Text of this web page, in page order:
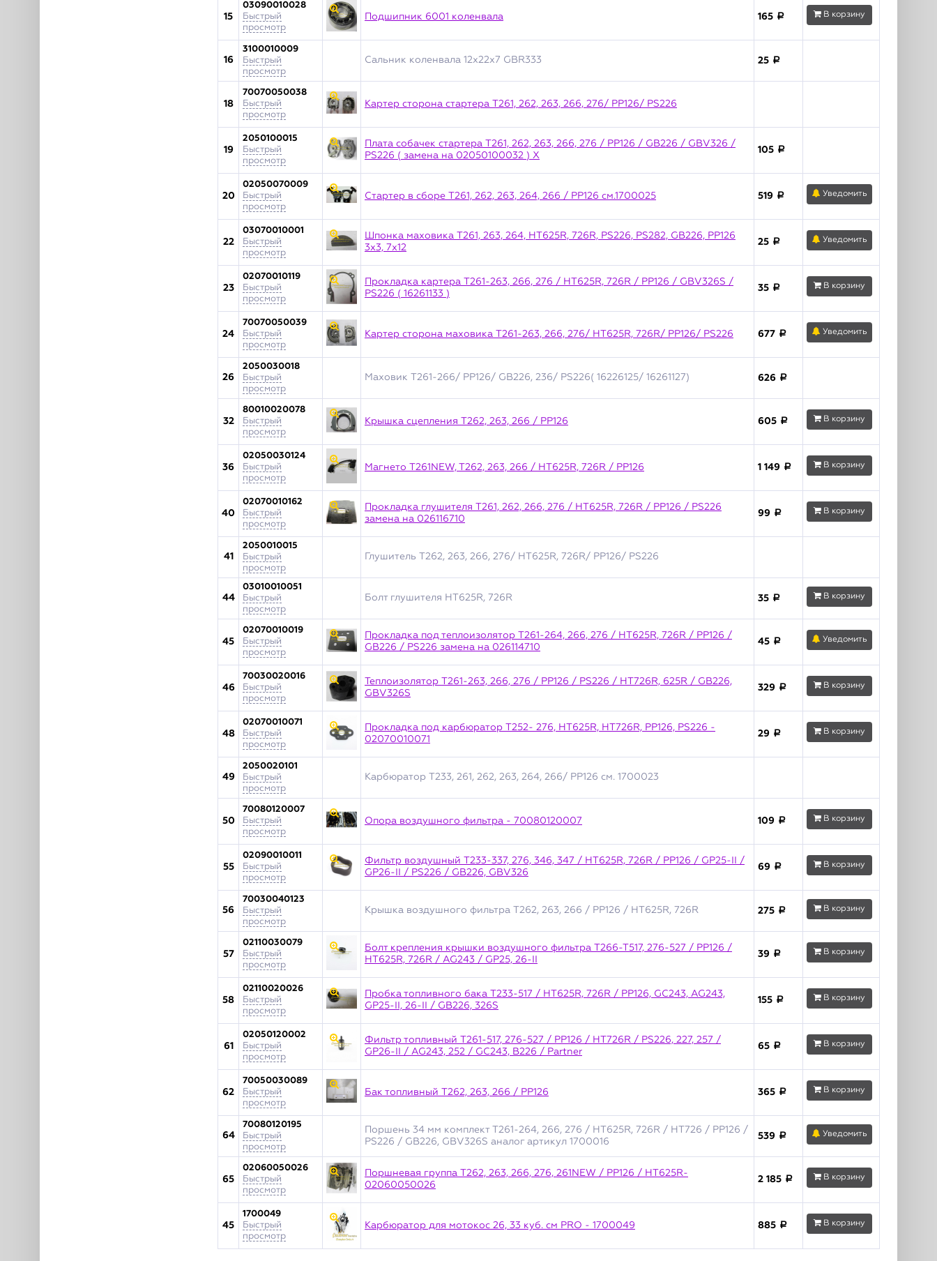
15
03090010028
Быстрый
просмотр
Подшипник 6001 коленвала 165 a В корзину
16
3100010009
Быстрый
просмотр
Сальник коленвала 12х22х7 GBR333 25 a
18
70070050038
Быстрый
просмотр
Картер сторона стартера T261, 262, 263, 266, 276/ PP126/ PS226
19
2050100015
Быстрый
просмотр
Плата собачек стартера T261, 262, 263, 266, 276 / PP126 / GB226 / GBV326 /
PS226 ( замена на 02050100032 ) X
105 a
20
02050070009
Быстрый
просмотр
Стартер в сборе T261, 262, 263, 264, 266 / PP126 см.1700025 519 a Уведомить
22
03070010001
Быстрый
просмотр
Шпонка маховика T261, 263, 264, HT625R, 726R, PS226, PS282, GB226, РР126
3х3, 7х12
25 a Уведомить
23
02070010119
Быстрый
просмотр
Прокладка картера T261-263, 266, 276 / HT625R, 726R / PP126 / GBV326S /
PS226 ( 16261133 )
35 a В корзину
24
70070050039
Быстрый
просмотр
Картер сторона маховика T261-263, 266, 276/ HT625R, 726R/ PP126/ PS226 677 a Уведомить
26
2050030018
Быстрый
просмотр
Маховик T261-266/ PP126/ GB226, 236/ PS226( 16226125/ 16261127) 626 a
32
80010020078
Быстрый
просмотр
Крышка сцепления T262, 263, 266 / PP126 605 a В корзину
36
02050030124
Быстрый
просмотр
Магнето T261NEW, T262, 263, 266 / HT625R, 726R / PP126 1 149 a В корзину
40
02070010162
Быстрый
просмотр
Прокладка глушителя T261, 262, 266, 276 / HT625R, 726R / PP126 / PS226
замена на 026116710
99 a В корзину
41
2050010015
Быстрый
просмотр
Глушитель T262, 263, 266, 276/ HT625R, 726R/ PP126/ PS226
44
03010010051
Быстрый
просмотр
Болт глушителя HT625R, 726R 35 a В корзину
45
02070010019
Быстрый
просмотр
Прокладка под теплоизолятор T261-264, 266, 276 / HT625R, 726R / PP126 /
GB226 / PS226 замена на 026114710
45 a Уведомить
46
70030020016
Быстрый
просмотр
Теплоизолятор T261-263, 266, 276 / PP126 / PS226 / HT726R, 625R / GB226,
GBV326S
329 a В корзину
48
02070010071
Быстрый
просмотр
Прокладка под карбюратор T252- 276, HT625R, HT726R, PP126, PS226 -
02070010071
29 a В корзину
49
2050020101
Быстрый
просмотр
Карбюратор T233, 261, 262, 263, 264, 266/ PP126 см. 1700023
50
70080120007
Быстрый
просмотр
Опора воздушного фильтра - 70080120007 109 a В корзину
55
02090010011
Быстрый
просмотр
Фильтр воздушный T233-337, 276, 346, 347 / HT625R, 726R / PP126 / GP25-II /
GP26-II / PS226 / GB226, GBV326
69 a В корзину
56
70030040123
Быстрый
просмотр
Крышка воздушного фильтра T262, 263, 266 / PP126 / HT625R, 726R 275 a В корзину
57
02110030079
Быстрый
просмотр
Болт крепления крышки воздушного фильтра T266-T517, 276-527 / PP126 /
HT625R, 726R / AG243 / GP25, 26-II
39 a В корзину
58
02110020026
Быстрый
просмотр
Пробка топливного бака T233-517 / HT625R, 726R / PP126, GC243, AG243,
GP25-II, 26-II / GB226, 326S
155 a В корзину
61
02050120002
Быстрый
просмотр
Фильтр топливный T261-517, 276-527 / PP126 / HT726R / PS226, 227, 257 /
GP26-II / AG243, 252 / GC243, B226 / Partner
65 a В корзину
62
70050030089
Быстрый
просмотр
Бак топливный T262, 263, 266 / PP126 365 a В корзину
64
70080120195
Быстрый
просмотр
Поршень 34 мм комплект T261-264, 266, 276 / HT625R, 726R / HT726 / PP126 /
PS226 / GB226, GBV326S аналог артикул 1700016
539 a Уведомить
65
02060050026
Быстрый
просмотр
Поршневая группа T262, 263, 266, 276, 261NEW / РР126 / HT625R-
02060050026
2 185 a В корзину
45
1700049
Быстрый
просмотр
Карбюратор для мотокос 26, 33 куб. см PRO - 1700049 885 a В корзину